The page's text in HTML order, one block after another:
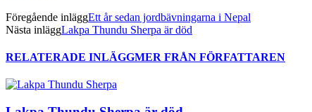
Föregående inläggEtt år sedan jordbävningarna i Nepal
Nästa inläggLakpa Thundu Sherpa är död
RELATERADE INLÄGGMER FRÅN FÖRFATTAREN